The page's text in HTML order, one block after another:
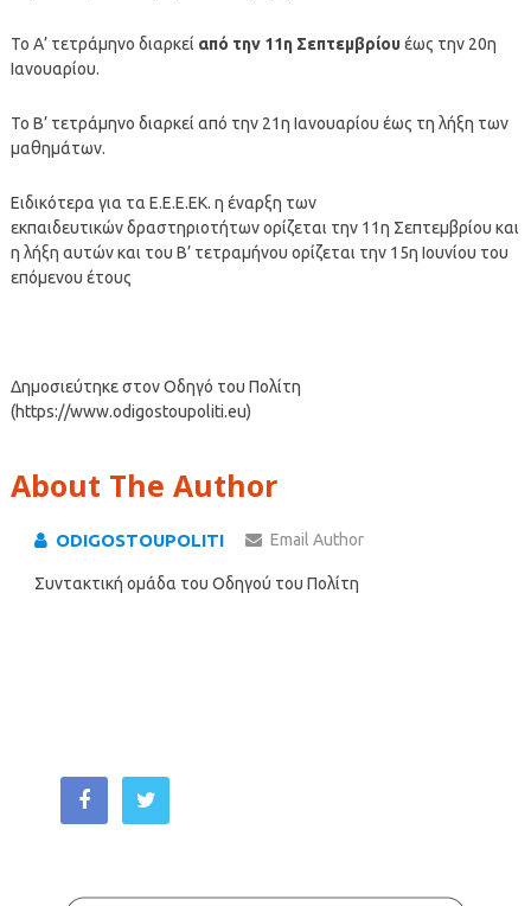
Το Α’ τετράμηνο διαρκεί από την 11η Σεπτεμβρίουέως την 20η
Ιανουαρίου.
Το Β’ τετράμηνο διαρκεί από την 21η Ιανουαρίου έως τη λήξη των
μαθημάτων.
Ειδικότερα για τα Ε.Ε.Ε.ΕΚ. η έναρξη των
εκπαιδευτικών δραστηριοτήτων ορίζεται την 11η Σεπτεμβρίου και
η λήξη αυτών και του Β’ τετραμήνου ορίζεται την 15η Ιουνίου του
επόμενου έτους
Δημοσιεύτηκε στον Οδηγό του Πολίτη
(https://www.odigostoupoliti.eu)
About The Author
ODIGOSTOUPOLITI Email Author
Συντακτική ομάδα του Οδηγού του Πολίτη